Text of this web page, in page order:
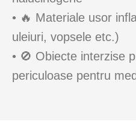
• 🔥 Materiale usor
uleiuri, vopsele etc.)
• 🚫 Obiecte interzise
periculoase pentru